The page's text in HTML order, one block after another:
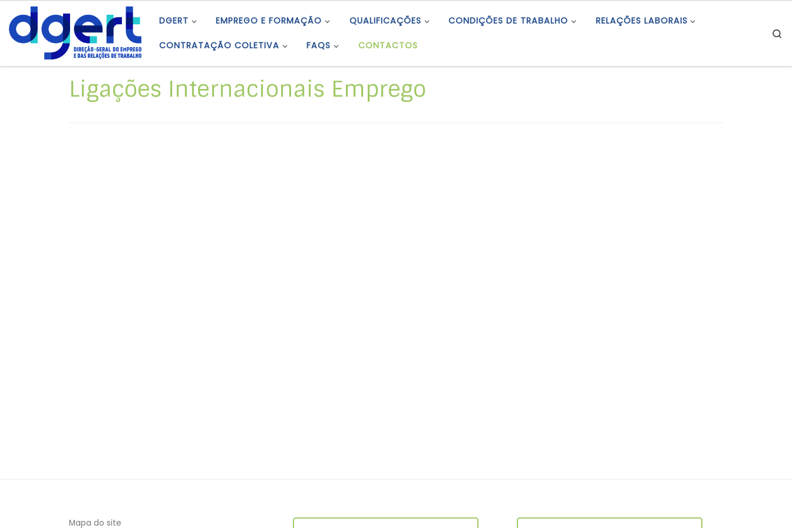
Skip to content DGERT EMPREGO E FORMAÇÃO QUALIFICAÇÕES CONDIÇÕES DE TRABALHO RELAÇÕES LABORAIS
CONTRATAÇÃO COLETIVA FAQS CONTACTOS
Ligações Internacionais Emprego
Mapa do site